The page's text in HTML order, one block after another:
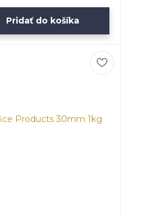
Pridať do košíka